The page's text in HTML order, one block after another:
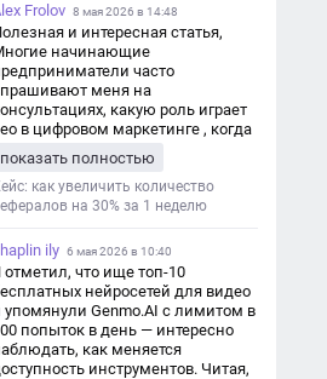
Frolov 8 мая 2026 в 14:48
и интересная статья,
начинающие
часто
меня на
какую роль играет
в цифровом маркетинге , когда
обсуждаем их проект:
aseotop.com/kakuyu-rol-igraet-
v-czifrovom-marketinge/
показать полностью
как увеличить количество
на 30% за 1 неделю
ily 6 мая 2026 в 10:40
отметил, что ище топ-10
нейросетей для видео
упомянули Genmo.AI с лимитом в
попыток в день — интересно
как меняется
инструментов. Читая,